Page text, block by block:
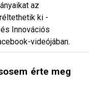
az
ki -
Innovációs
videójában.
érte meg